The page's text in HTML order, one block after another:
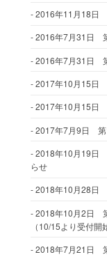
2016年11月18日
2016年7月31日
2016年7月31日
2017年10月15日
2017年10月15日
2017年7月9日 第
2018年10月19日
らせ
2018年10月28日
2018年10月2日
（10/15より受付開
2018年7月21日